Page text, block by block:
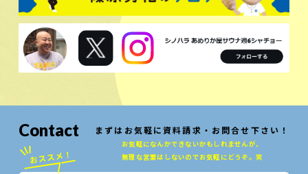
Contact まずはお気軽に資料請求・お問合せ下さい！
お気軽になんかできないかもしれませんが、
無理な営業はしないのでお気軽にどうぞ。笑